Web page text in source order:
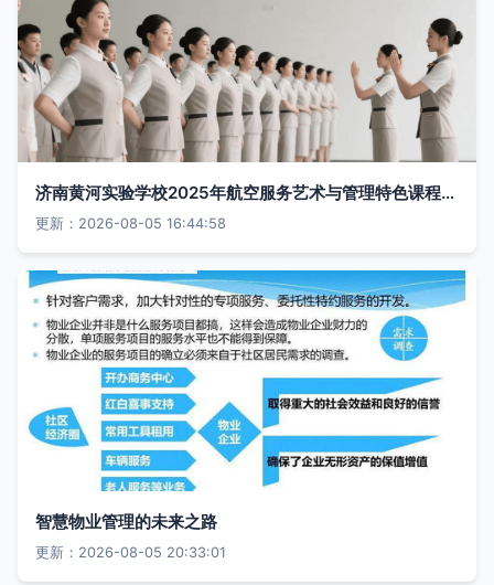
济南黄河实验学校2025年航空服务艺术与管理特色课程班招生简章
更新：2026-08-05 16:44:58
智慧物业管理的未来之路
更新：2026-08-05 20:33:01